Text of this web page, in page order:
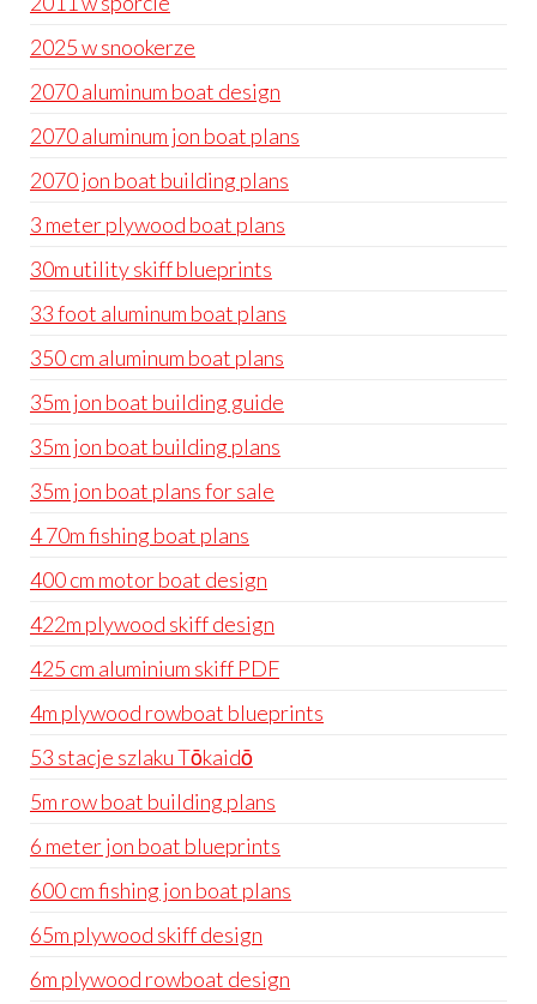
2025 w snookerze
2070 aluminum boat design
2070 aluminum jon boat plans
2070 jon boat building plans
3 meter plywood boat plans
30m utility skiff blueprints
33 foot aluminum boat plans
350 cm aluminum boat plans
35m jon boat building guide
35m jon boat building plans
35m jon boat plans for sale
4 70m fishing boat plans
400 cm motor boat design
422m plywood skiff design
425 cm aluminium skiff PDF
4m plywood rowboat blueprints
53 stacje szlaku Tōkaidō
5m row boat building plans
6 meter jon boat blueprints
600 cm fishing jon boat plans
65m plywood skiff design
6m plywood rowboat design